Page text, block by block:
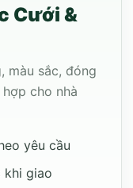
Cưới &
màu sắc, đóng
cho nhà
yêu cầu
khi giao